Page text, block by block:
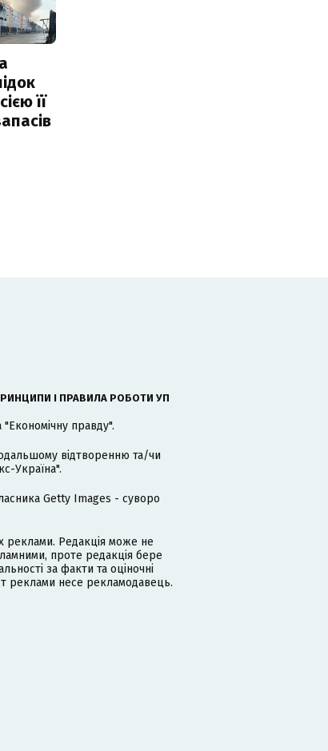
її
І ПРАВИЛА РОБОТИ УП
правду".
відтворенню та/чи
Україна".
Getty Images - суворо
реклами. Редакція може не
проте редакція бере
за факти та оціночні
реклами несе рекламодавець.